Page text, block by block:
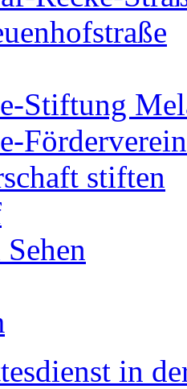
Stiftung
stiften
in